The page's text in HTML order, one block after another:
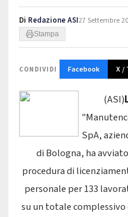
Di Redazione ASI27 Settembre
Stampa
CONDIVIDI Facebook X /
(ASI)
SpA,
di Bologna, ha
procedura di
personale per 133
su un totale complessivo